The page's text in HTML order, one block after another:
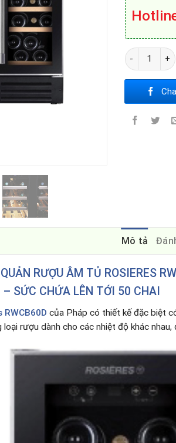
TỦ RƯỢU
Mô tả
RƯỢU ÂM TỦ ROSIERES
– SỨC CHỨA LÊN TỚI 50 CHAI
của Pháp có thiết kế đặc biệt
loại rượu dành cho các nhiệt độ khác